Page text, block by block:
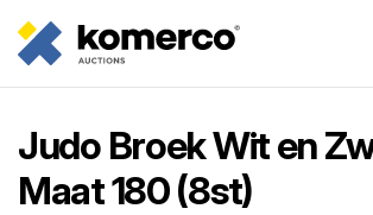
Judo Broek Wit en
Maat 180 (8st)